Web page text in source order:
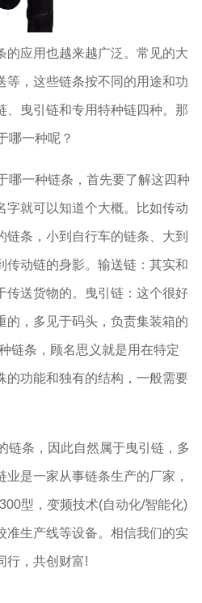
的应用也越来越广泛。常见的大
等，这些链条按不同的用途和功
、曳引链和专用特种链四种。那
哪一种呢？
哪一种链条，首先要了解这四种
字就可以知道个大概。比如传动
链条，小到自行车的链条、大到
传动链的身影。输送链：其实和
传送货物的。曳引链：这个很好
的，多见于码头，负责集装箱的
链条，顾名思义就是用在特定
的功能和独有的结构，一般需要
链条，因此自然属于曳引链，多
是一家从事链条生产的厂家，
型，变频技术(自动化/智能化)
准生产线等设备。相信我们的实
行，共创财富!